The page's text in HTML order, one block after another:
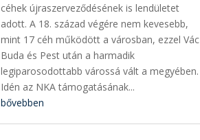
céhek újraszerveződésének is lendületet
adott. A 18. század végére nem kevesebb,
mint 17 céh működött a városban, ezzel Vác
Buda és Pest után a harmadik
legiparosodottabb várossá vált a megyében.
Idén az NKA támogatásának...
bővebben